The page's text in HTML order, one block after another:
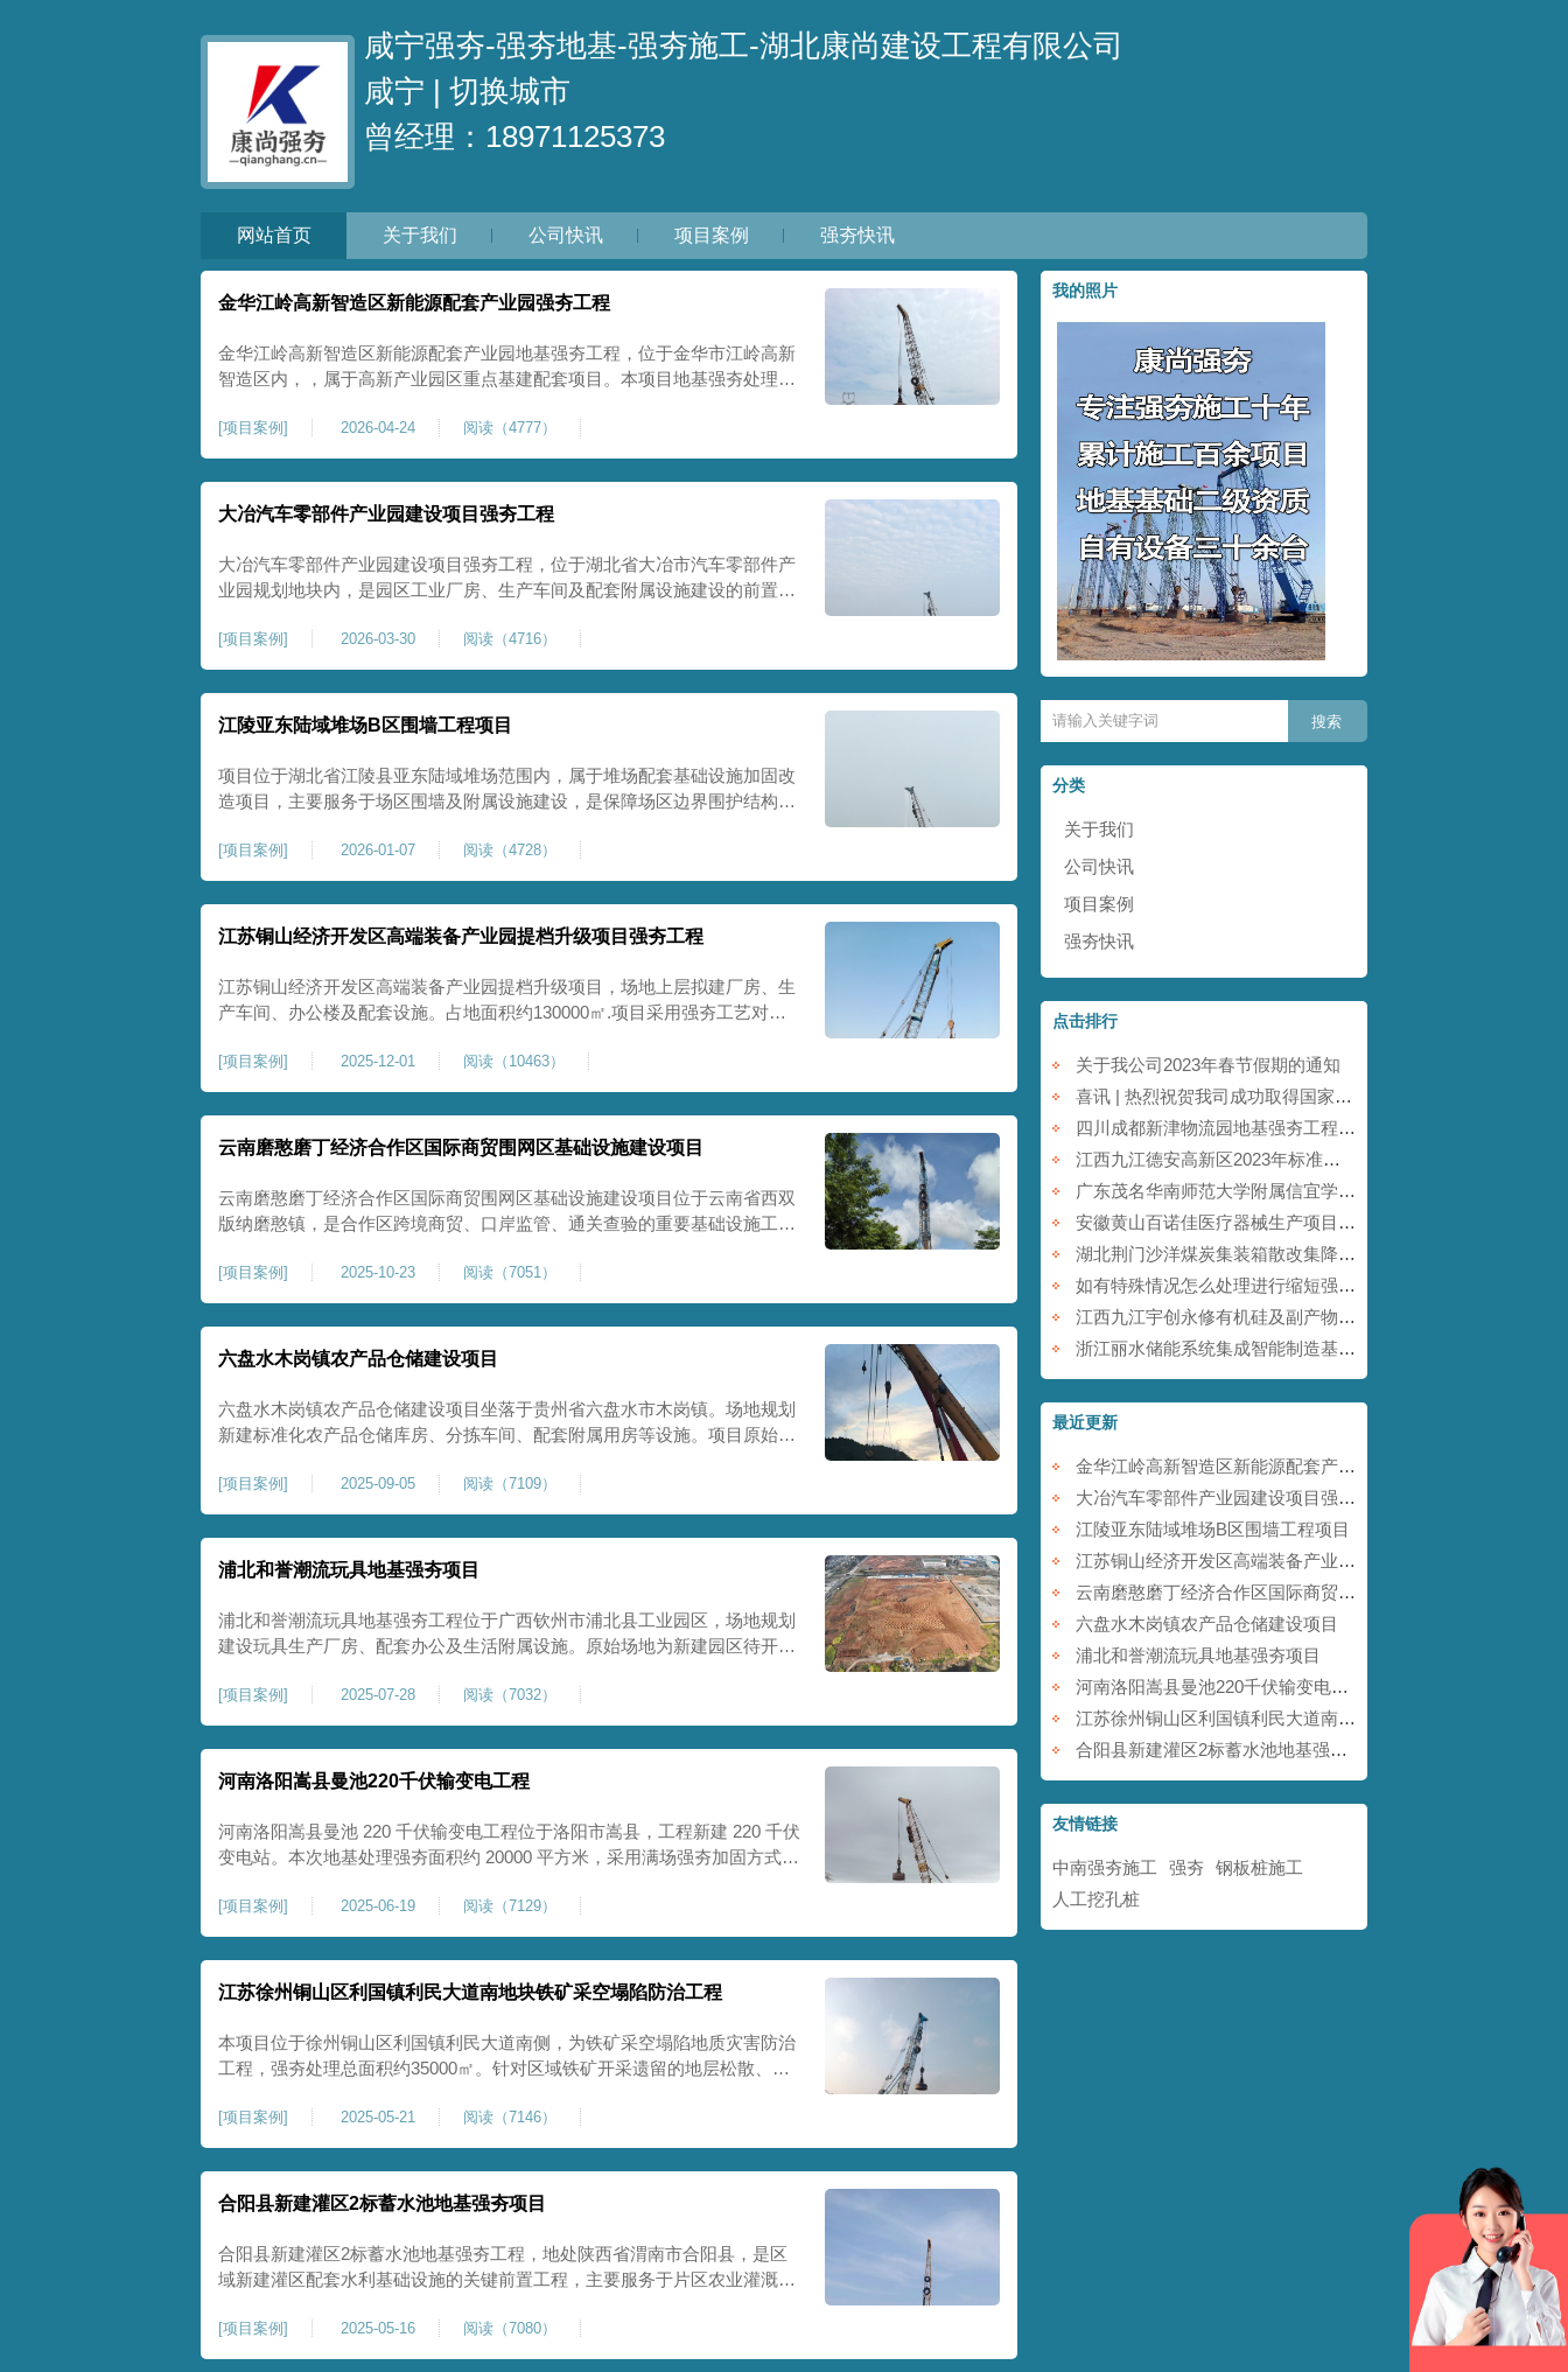
咸宁强夯-强夯地基-强夯施工-湖北康尚建设工程有限公司
咸宁 | 切换城市
曾经理：18971125373
网站首页 关于我们 公司快讯 项目案例 强夯快讯
金华江岭高新智造区新能源配套产业园强夯工程
金华江岭高新智造区新能源配套产业园地基强夯工程，位于金华市江岭高新
智造区内，，属于高新产业园区重点基建配套项目。本项目地基强夯处理总
区新建建设用地，原始场地土质松散、土层固结不均匀、孔隙较大、地基承
载力偏弱。新能源产业园厂房及配套设施对
[项目案例 ] 2026-04-24 阅读（4777）
大冶汽车零部件产业园建设项目强夯工程
大冶汽车零部件产业园建设项目强夯工程，位于湖北省大冶市汽车零部件产
业园规划地块内，是园区工业厂房、生产车间及配套附属设施建设的前置基
散、土质均匀性较差、土体固结度不足，天然地基承载力偏低。汽车零部件
生产厂房对地基平整度、整体刚度、沉降控
[项目案例 ] 2026-03-30 阅读（4716）
江陵亚东陆域堆场B区围墙工程项目
项目位于湖北省江陵县亚东陆域堆场范围内，属于堆场配套基础设施加固改
造项目，主要服务于场区围墙及附属设施建设，是保障场区边界围护结构稳
㎡，施工范围为陆域堆场B区围墙沿线及配套场地。原场地土层松散、回填
不均、固结程度差，地基承载力较低，且堆
[项目案例 ] 2026-01-07 阅读（4728）
江苏铜山经济开发区高端装备产业园提档升级项目强夯工程
江苏铜山经济开发区高端装备产业园提档升级项目，场地上层拟建厂房、生
产车间、办公楼及配套设施。占地面积约130000㎡.项目采用强夯工艺对地
压缩模量≥5MPa，工程实施后将有效提升场地整体承载力与均匀性，消除不
均匀沉降隐患，为园区高端装备产业项目
[项目案例 ] 2025-12-01 阅读（10463）
云南磨憨磨丁经济合作区国际商贸围网区基础设施建设项目
云南磨憨磨丁经济合作区国际商贸围网区基础设施建设项目位于云南省西双
版纳磨憨镇，是合作区跨境商贸、口岸监管、通关查验的重要基础设施工
夯加固施工工艺，通过全场地强夯提升地基承载力、消除不均匀沉降，满足
围网区后续建（构）筑物及重型作业场地使
[项目案例 ] 2025-10-23 阅读（7051）
六盘水木岗镇农产品仓储建设项目
六盘水木岗镇农产品仓储建设项目坐落于贵州省六盘水市木岗镇。场地规划
新建标准化农产品仓储库房、分拣车间、配套附属用房等设施。项目原始场
体承载力偏弱、均匀性不足。农产品仓储建筑需长期承受货物堆放荷载，对
地基沉降稳定性、整体密实度要求较高，
[项目案例 ] 2025-09-05 阅读（7109）
浦北和誉潮流玩具地基强夯项目
浦北和誉潮流玩具地基强夯工程位于广西钦州市浦北县工业园区，场地规划
建设玩具生产厂房、配套办公及生活附属设施。原始场地为新建园区待开发
差，若直接施工易出现地基不均匀沉降、地面开裂、墙体变形等质量问题，
无法满足工业厂房长期荷载及规范建设标
[项目案例 ] 2025-07-28 阅读（7032）
河南洛阳嵩县曼池220千伏输变电工程
河南洛阳嵩县曼池 220 千伏输变电工程位于洛阳市嵩县，工程新建 220 千伏
变电站。本次地基处理强夯面积约 20000 平方米，采用满场强夯加固方式改
各类构支架、电气设备及配套设施建设标准。本项目是嵩县重要电力基础设
施，投运后优化区域电网布局，增强当
[项目案例 ] 2025-06-19 阅读（7129）
江苏徐州铜山区利国镇利民大道南地块铁矿采空塌陷防治工程
本项目位于徐州铜山区利国镇利民大道南侧，为铁矿采空塌陷地质灾害防治
工程，强夯处理总面积约35000㎡。针对区域铁矿开采遗留的地层松散、裂
险，提升场地整体稳定性与承载力，彻底改善地块建设条件，实现矿区地质
灾害治理与土地安全利用。
[项目案例 ] 2025-05-21 阅读（7146）
合阳县新建灌区2标蓄水池地基强夯项目
合阳县新建灌区2标蓄水池地基强夯工程，地处陕西省渭南市合阳县，是区
域新建灌区配套水利基础设施的关键前置工程，主要服务于片区农业灌溉蓄
稳定运行。本工程核心施工内容为蓄水池场地地基强夯加固处理，总强夯施
工面积25000㎡，施工完成后场地上部将新
[项目案例 ] 2025-05-16 阅读（7080）
我的照片
分类
关于我们
公司快讯
项目案例
强夯快讯
点击排行
关于我公司2023年春节假期的通知
喜讯 | 热烈祝贺我司成功取得国家商标注册证书！
四川成都新津物流园地基强夯工程【康尚强夯建设】
江西九江德安高新区2023年标准厂房及配套基础设施建设项目【康尚强夯建设】
广东茂名华南师范大学附属信宜学校强夯地基项目【康尚强夯建设】
安徽黄山百诺佳医疗器械生产项目(一期)地基强夯工程【康尚强夯建设】
湖北荆门沙洋煤炭集装箱散改集降水强夯项目【康尚强夯建设】
如有特殊情况怎么处理进行缩短强夯施工的工期
江西九江宇创永修有机硅及副产物综合利用项目强夯工程【康尚强夯建设】
浙江丽水储能系统集成智能制造基地项目强夯工程【康尚强夯建设】
最近更新
金华江岭高新智造区新能源配套产业园强夯工程
大冶汽车零部件产业园建设项目强夯工程
江陵亚东陆域堆场B区围墙工程项目
江苏铜山经济开发区高端装备产业园提档升级项目强夯工程
云南磨憨磨丁经济合作区国际商贸围网区基础设施建设项目
六盘水木岗镇农产品仓储建设项目
浦北和誉潮流玩具地基强夯项目
河南洛阳嵩县曼池220千伏输变电工程
江苏徐州铜山区利国镇利民大道南地块铁矿采空塌陷防治工程
合阳县新建灌区2标蓄水池地基强夯项目
友情链接
中南强夯施工 强夯
钢板桩施工
人工挖孔桩